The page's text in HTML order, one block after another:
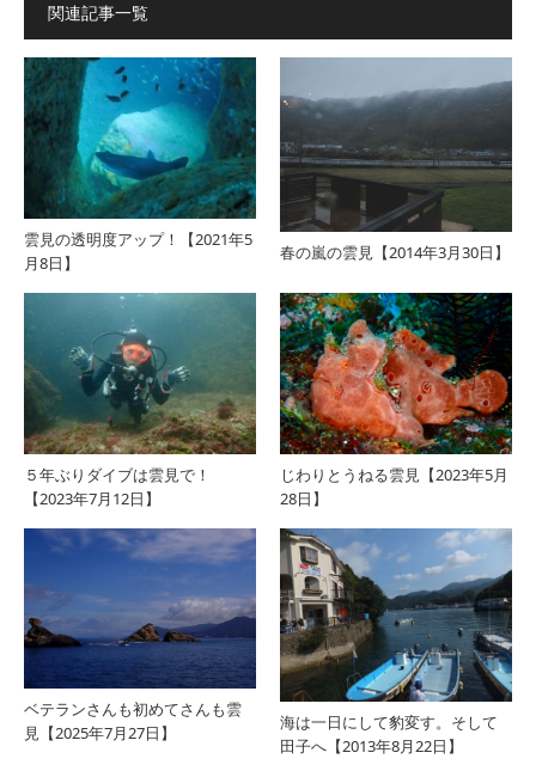
関連記事一覧
雲見の透明度アップ！【2021年5
月8日】
春の嵐の雲見【2014年3月30日】
５年ぶりダイブは雲見で！
【2023年7月12日】
じわりとうねる雲見【2023年5月
28日】
ベテランさんも初めてさんも雲
見【2025年7月27日】
海は一日にして豹変す。そして
田子へ【2013年8月22日】